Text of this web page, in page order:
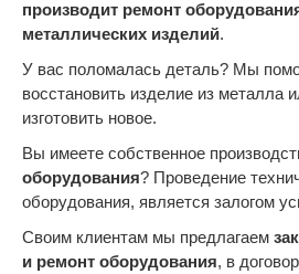
производит ремонт
металлических изделий.
У вас поломалась деталь? Мы
восстановить изделие из металла
изготовить новое.
Вы имеете собственное
оборудования? Проведение
оборудования, является залогом
Своим клиентам мы предлагаем
и ремонт оборудования, в